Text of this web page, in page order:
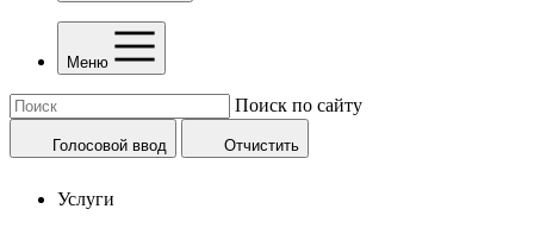
Меню
Поиск по сайту
Голосовой ввод Отчистить
Услуги